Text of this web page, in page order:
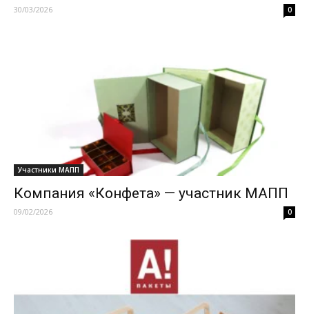
30/03/2026 0
Участники МАПП
Компания «Конфета» — участник МАПП
09/02/2026 0